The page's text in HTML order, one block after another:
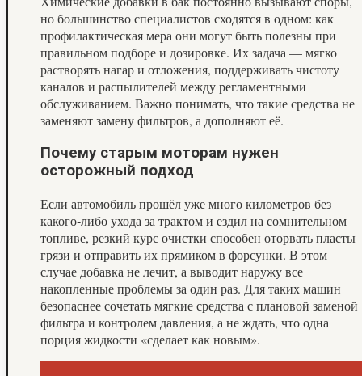
но большинство специалистов сходятся в одном: как
профилактическая мера они могут быть полезны при
правильном подборе и дозировке. Их задача — мягко
растворять нагар и отложения, поддерживать чистоту
каналов и распылителей между регламентными
обслуживанием. Важно понимать, что такие средства не
заменяют замену фильтров, а дополняют её.
Почему старым моторам нужен
осторожный подход
Если автомобиль прошёл уже много километров без
какого‑либо ухода за трактом и ездил на сомнительном
топливе, резкий курс очистки способен оторвать пласты
грязи и отправить их прямиком в форсунки. В этом
случае добавка не лечит, а выводит наружу все
накопленные проблемы за один раз. Для таких машин
безопаснее сочетать мягкие средства с плановой заменой
фильтра и контролем давления, а не ждать, что одна
порция жидкости «сделает как новым».